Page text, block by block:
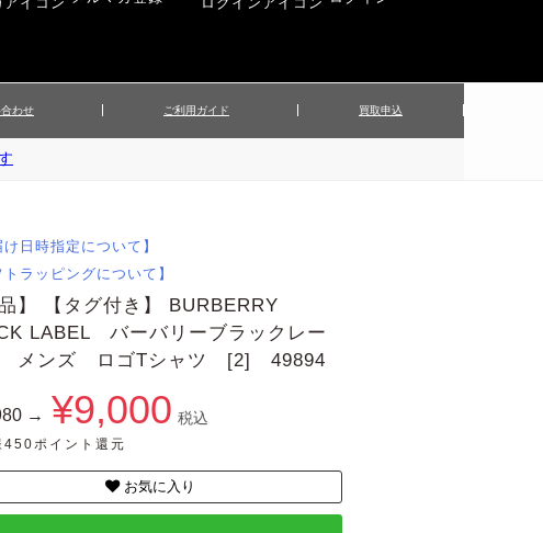
▲傘／日傘
わせ ご利用ガイド 買取申込
け日時指定について】
トラッピングについて】
品】 【タグ付き】 BURBERRY
LABEL バーバリーブラックレー
メンズ ロゴTシャツ [2] 49894
→ ¥9,000 税込
450ポイント還元
お気に入り